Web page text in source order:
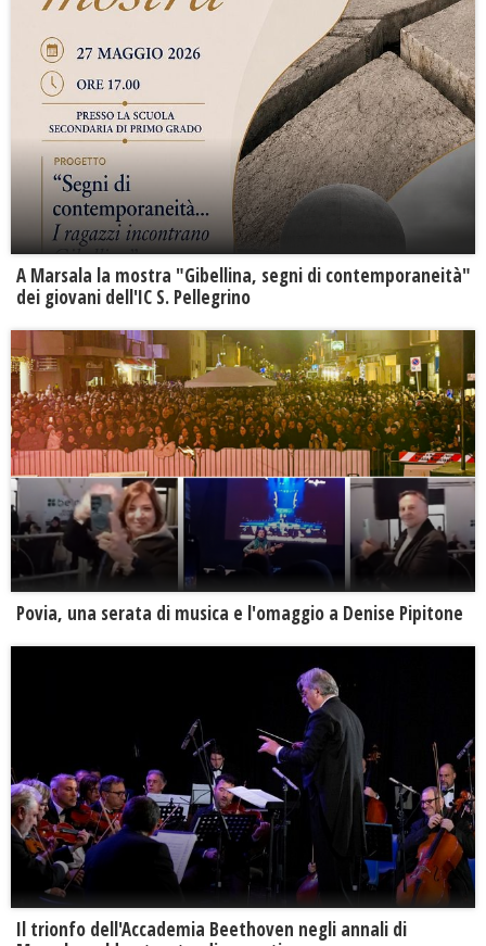
A Marsala la mostra "Gibellina, segni di contemporaneità"
dei giovani dell'IC S. Pellegrino
Povia, una serata di musica e l'omaggio a Denise Pipitone
Il trionfo dell'Accademia Beethoven negli annali di